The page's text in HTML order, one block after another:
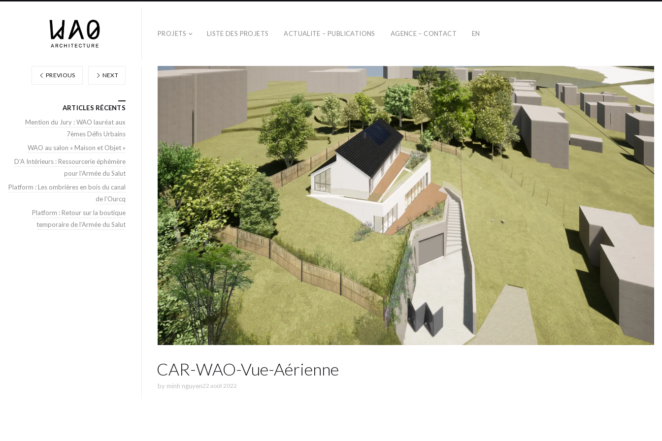
PROJETS LISTE DES PROJETS ACTUALITE – PUBLICATIONS AGENCE – CONTACT EN
CAR-WAO-Vue-Aérienne
by minh nguyen22 août 2022
PREVIOUS NEXT
ARTICLES RÉCENTS
Mention du Jury : WAO lauréat aux
7èmes Défis Urbains
WAO au salon « Maison et Objet »
D’A Intérieurs : Ressourcerie éphémère
pour l’Armée du Salut
Platform : Les ombrières en bois du canal
de l’Ourcq
Platform : Retour sur la boutique
temporaire de l’Armée du Salut